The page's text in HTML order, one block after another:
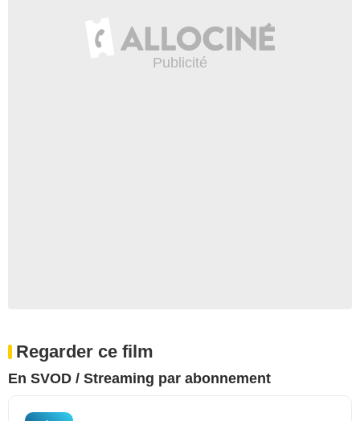
Regarder ce film
En SVOD / Streaming par abonnement